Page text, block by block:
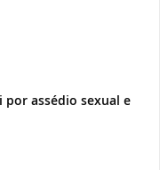
por assédio sexual e